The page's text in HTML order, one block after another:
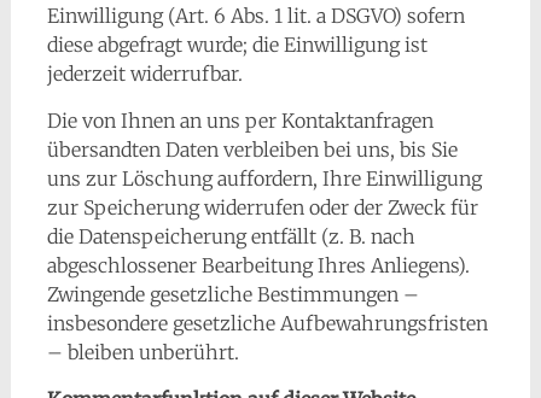
Einwilligung (Art. 6 Abs. 1 lit. a DSGVO) sofern
diese abgefragt wurde; die Einwilligung ist
jederzeit widerrufbar.
Die von Ihnen an uns per Kontaktanfragen
übersandten Daten verbleiben bei uns, bis Sie
uns zur Löschung auffordern, Ihre Einwilligung
zur Speicherung widerrufen oder der Zweck für
die Datenspeicherung entfällt (z. B. nach
abgeschlossener Bearbeitung Ihres Anliegens).
Zwingende gesetzliche Bestimmungen –
insbesondere gesetzliche Aufbewahrungsfristen
– bleiben unberührt.